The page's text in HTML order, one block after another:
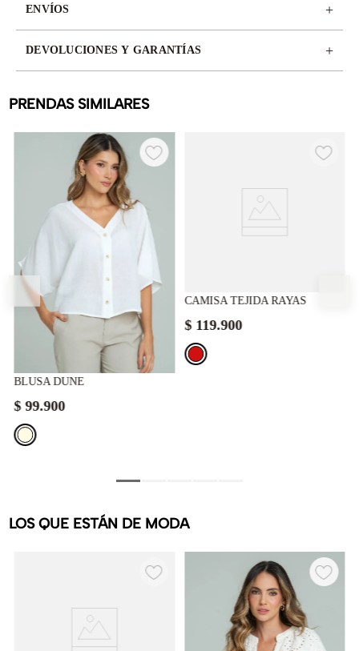
ENVÍOS +
DEVOLUCIONES Y GARANTÍAS +
PRENDAS SIMILARES
BLUSA DUNE
$ 99.900
CAMISA TEJIDA RAYAS
$ 119.900
LOS QUE ESTÁN DE MODA